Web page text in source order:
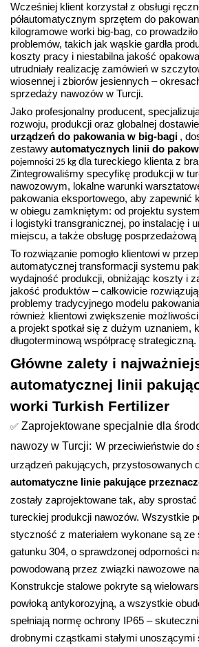
Wcześniej klient korzystał z obsługi
półautomatycznym sprzętem do
kilogramowe worki big-bag, co
problemów, takich jak wąskie gardła
koszty pracy i niestabilna jakość
utrudniały realizację zamówień w
wiosennej i zbiorów jesiennych –
sprzedaży nawozów w Turcji.
Jako profesjonalny producent,
rozwoju, produkcji oraz globalnej dostawie
urządzeń do pakowania w big-bagi ,
zestawyautomatycznych linii do
pojemności 25 kg dla tureckiego klienta z
Zintegrowaliśmy specyfikę produkcji w
nawozowym, lokalne warunki
pakowania eksportowego, aby zapewnić
w obiegu zamkniętym: od projektu
i logistyki transgranicznej, po instalację i
miejscu, a także obsługę
To rozwiązanie pomogło klientowi w
automatycznej transformacji systemu
wydajność produkcji, obniżając koszty i
jakość produktów – całkowicie
problemy tradycyjnego modelu
również klientowi zwiększenie
a projekt spotkał się z dużym uznaniem,
długoterminową współpracę strategiczną.
Główne zalety i
automatycznej linii
worki Turkish Fertilizer
✅ Zaprojektowane specjalnie dla
nawozy w Turcji: W przeciwieństwie do
urządzeń pakujących, przystosowanych
automatyczne linie pakujące
zostały zaprojektowane tak, aby
tureckiej produkcji nawozów. Wszystkie
styczność z materiałem wykonane są ze
gatunku 304, o sprawdzonej odporności
powodowaną przez związki nawozowe
Konstrukcje stalowe pokryte są
powłoką antykorozyjną, a wszystkie
spełniają normę ochrony IP65 –
drobnymi cząstkami stałymi unoszącymi